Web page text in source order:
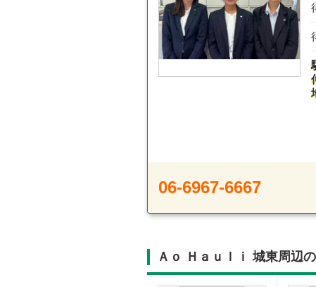
06-6967-6667
Ａｏ Ｈａｕｌｉ 城東周辺